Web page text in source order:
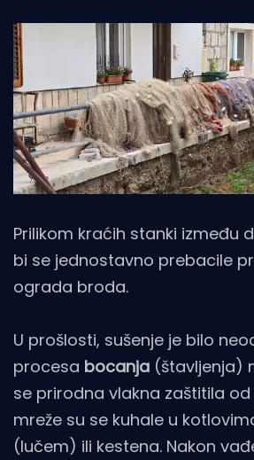
Prilikom kraćih stanki između
bi se jednostavno prebacile
ograda broda.
U prošlosti, sušenje je bilo
procesa bocanja (štavljenja)
se prirodna vlakna zaštitila
mreže su se kuhale u
(lučem) ili kestena. Nakon